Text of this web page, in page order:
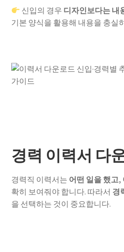
신입의 경우 디자인보다는 내
기본 양식을 활용해 내용을 충실
경력 이력서 다
경력직 이력서는 어떤 일을 했고,
확히 보여줘야 합니다. 따라서 경
을 선택하는 것이 중요합니다.